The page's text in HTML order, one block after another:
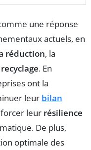
une réponse
actuels, en
réduction, la
recyclage. En
ont la
leur bilan
leur résilience
De plus,
optimale des